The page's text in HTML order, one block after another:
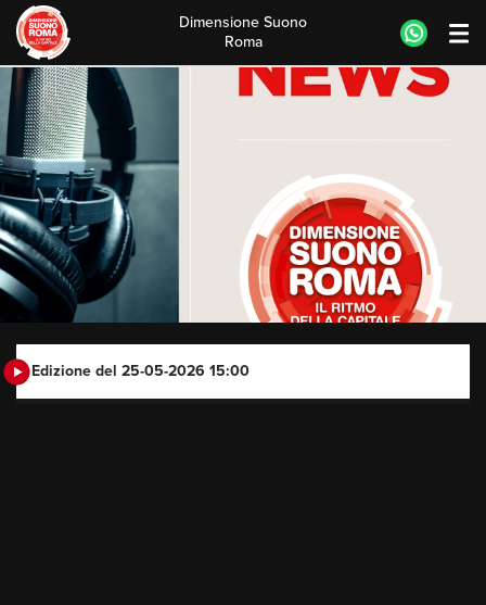
Skip
to
content
Dimensione Suono
Roma
Edizione del 25-05-2026 15:00